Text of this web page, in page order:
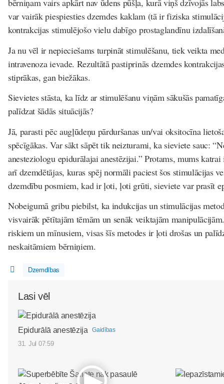
bērniņam vairs apkārt nav ūdens pūšļa, kurā viņš dzīvojās
var vairāk piespiesties dzemdes kaklam (tā ir fiziska
kontrakcijas stimulējošo vielu dabīgo prostaglandīnu
Ja nu vēl ir nepieciešams turpināt stimulēšanu, tiek veikta
intravenoza ievade. Rezultātā pastiprinās dzemdes
stiprākas, gan biežākas.
Sievietes stāsta, ka līdz ar stimulēšanu viņām sākušās
palīdzat šādās situācijās?
Jā, parasti pēc augļūdeņu pārduršanas un/vai oksitocīna
spēcīgākas. Var sākt sāpēt tik neizturami, ka sieviete sauc:
anesteziologu epidurālajai anestēzijai.” Protams, mums
arī dzemdētājas, kuras spēj normāli paciest šos stimulācijas
dzemdību posmiem, kad ir ļoti, ļoti grūti, sieviete var prasīt
Nobeigumā gribu piebilst, ka indukcijas un stimulācijas
visvairāk pētītajām tēmām un senāk veiktajām
riskiem un mīnusiem, visas šīs metodes ir ļoti drošas un
neskaitāmiem bērniņiem.
Dzemdības
Lasi vēl
Epidurālā anestēzija Gaidības
31. Jul 07:59